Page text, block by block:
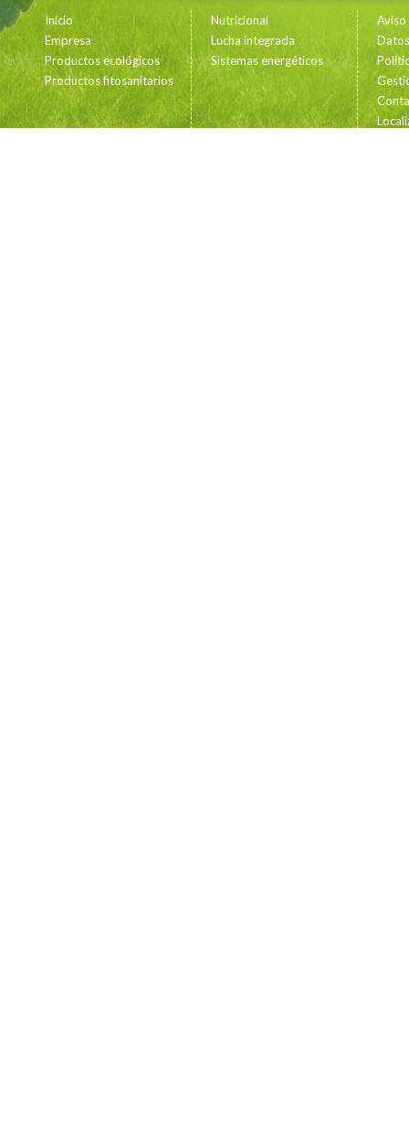
Inicio
Empresa
Productos ecológicos
Productos fitosanitarios
Nutricional
Lucha integrada
Sistemas energéticos
Aviso